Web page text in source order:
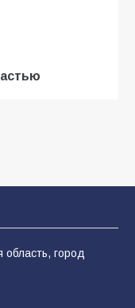
в августе
область, город